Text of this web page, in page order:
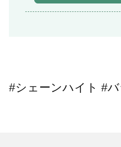
#シェーンハイト #